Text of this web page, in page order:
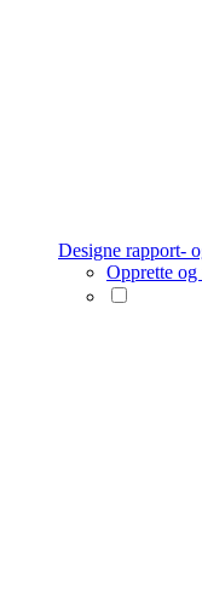
Designe rapport-
Opprette og